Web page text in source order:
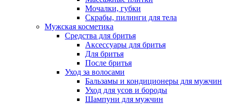
Мочалки, губки
Скрабы, пилинги для тела
Мужская косметика
Средства для бритья
Аксессуары для бритья
Для бритья
После бритья
Уход за волосами
Бальзамы и кондиционеры для мужчин
Уход для усов и бороды
Шампуни для мужчин